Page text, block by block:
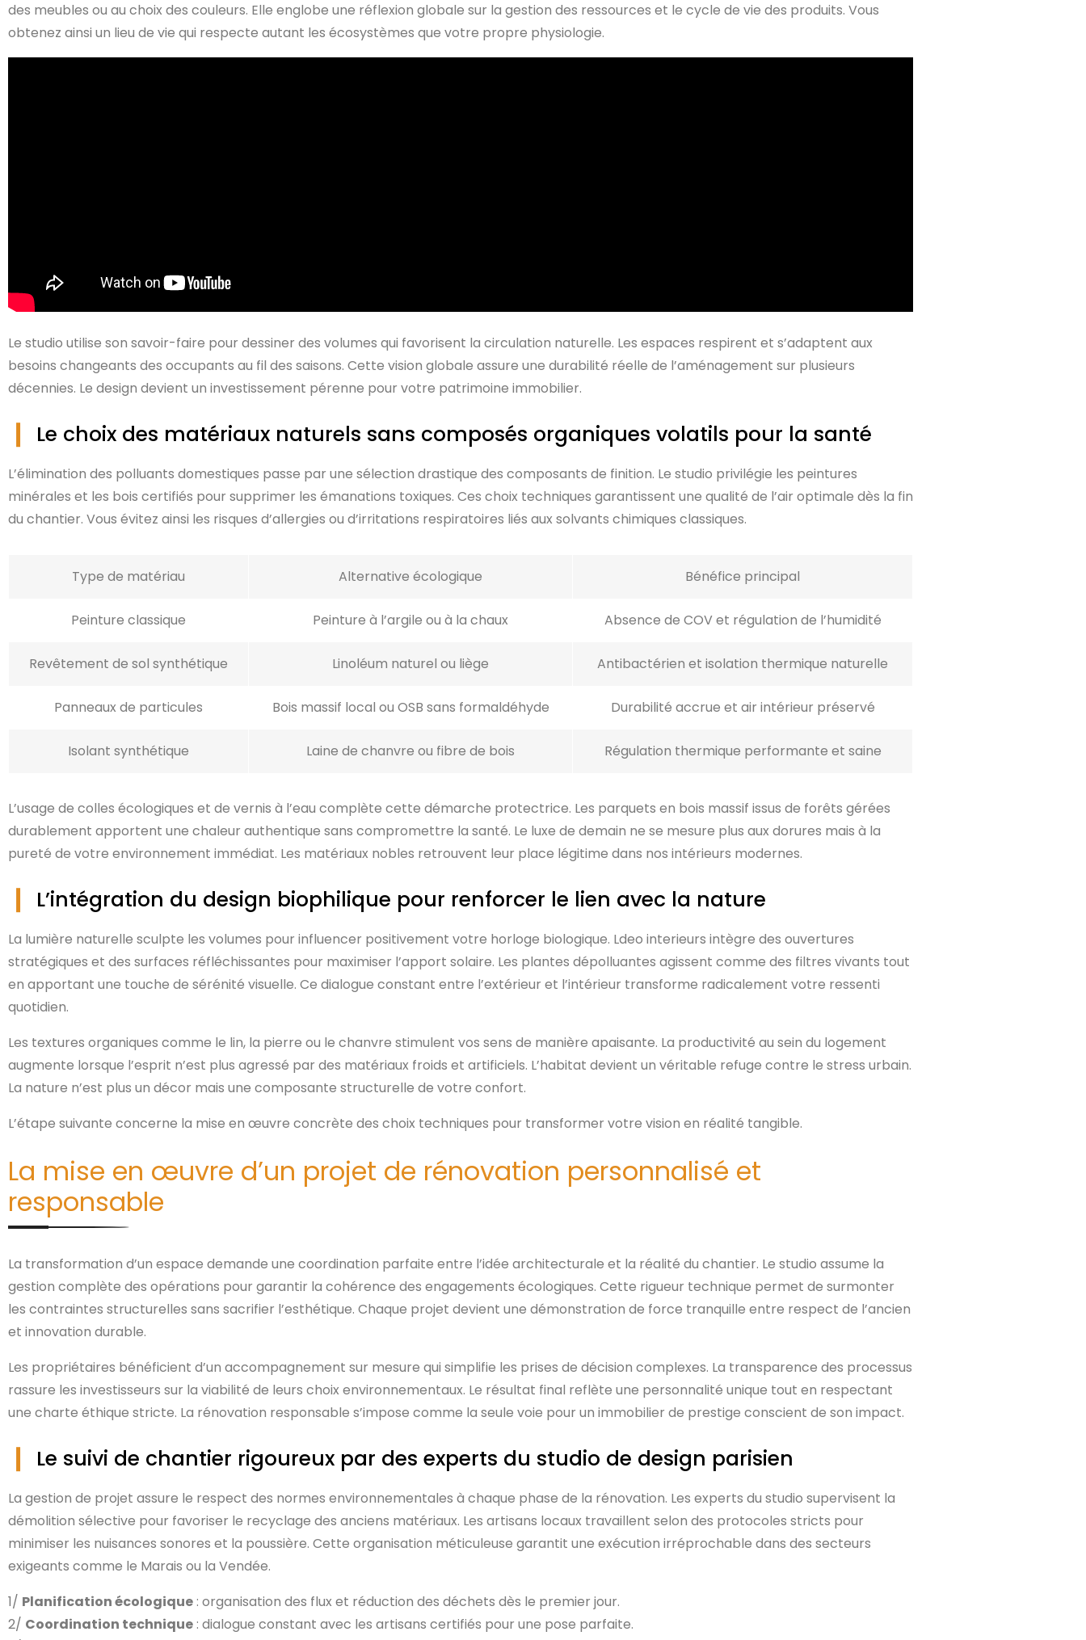
des meubles ou au choix des couleurs. Elle englobe une réflexion globale sur la gestion des ressources et le cycle de vie des produits. Vous
obtenez ainsi un lieu de vie qui respecte autant les écosystèmes que votre propre physiologie.
Le studio utilise son savoir-faire pour dessiner des volumes qui favorisent la circulation naturelle. Les espaces respirent et s’adaptent aux
besoins changeants des occupants au fil des saisons. Cette vision globale assure une durabilité réelle de l’aménagement sur plusieurs
décennies. Le design devient un investissement pérenne pour votre patrimoine immobilier.
Le choix des matériaux naturels sans composés organiques volatils pour la santé
L’élimination des polluants domestiques passe par une sélection drastique des composants de finition. Le studio privilégie les peintures
minérales et les bois certifiés pour supprimer les émanations toxiques. Ces choix techniques garantissent une qualité de l’air optimale dès la fin
du chantier. Vous évitez ainsi les risques d’allergies ou d’irritations respiratoires liés aux solvants chimiques classiques.
Type de matériau Alternative écologique Bénéfice principal
Peinture classique Peinture à l’argile ou à la chaux Absence de COV et régulation de l’humidité
Revêtement de sol synthétique Linoléum naturel ou liège Antibactérien et isolation thermique naturelle
Panneaux de particules Bois massif local ou OSB sans formaldéhyde Durabilité accrue et air intérieur préservé
Isolant synthétique Laine de chanvre ou fibre de bois Régulation thermique performante et saine
L’usage de colles écologiques et de vernis à l’eau complète cette démarche protectrice. Les parquets en bois massif issus de forêts gérées
durablement apportent une chaleur authentique sans compromettre la santé. Le luxe de demain ne se mesure plus aux dorures mais à la
pureté de votre environnement immédiat. Les matériaux nobles retrouvent leur place légitime dans nos intérieurs modernes.
L’intégration du design biophilique pour renforcer le lien avec la nature
La lumière naturelle sculpte les volumes pour influencer positivement votre horloge biologique. Ldeo interieurs intègre des ouvertures
stratégiques et des surfaces réfléchissantes pour maximiser l’apport solaire. Les plantes dépolluantes agissent comme des filtres vivants tout
en apportant une touche de sérénité visuelle. Ce dialogue constant entre l’extérieur et l’intérieur transforme radicalement votre ressenti
quotidien.
Les textures organiques comme le lin, la pierre ou le chanvre stimulent vos sens de manière apaisante. La productivité au sein du logement
augmente lorsque l’esprit n’est plus agressé par des matériaux froids et artificiels. L’habitat devient un véritable refuge contre le stress urbain.
La nature n’est plus un décor mais une composante structurelle de votre confort.
L’étape suivante concerne la mise en œuvre concrète des choix techniques pour transformer votre vision en réalité tangible.
La mise en œuvre d’un projet de rénovation personnalisé et
responsable
La transformation d’un espace demande une coordination parfaite entre l’idée architecturale et la réalité du chantier. Le studio assume la
gestion complète des opérations pour garantir la cohérence des engagements écologiques. Cette rigueur technique permet de surmonter
les contraintes structurelles sans sacrifier l’esthétique. Chaque projet devient une démonstration de force tranquille entre respect de l’ancien
et innovation durable.
Les propriétaires bénéficient d’un accompagnement sur mesure qui simplifie les prises de décision complexes. La transparence des processus
rassure les investisseurs sur la viabilité de leurs choix environnementaux. Le résultat final reflète une personnalité unique tout en respectant
une charte éthique stricte. La rénovation responsable s’impose comme la seule voie pour un immobilier de prestige conscient de son impact.
Le suivi de chantier rigoureux par des experts du studio de design parisien
La gestion de projet assure le respect des normes environnementales à chaque phase de la rénovation. Les experts du studio supervisent la
démolition sélective pour favoriser le recyclage des anciens matériaux. Les artisans locaux travaillent selon des protocoles stricts pour
minimiser les nuisances sonores et la poussière. Cette organisation méticuleuse garantit une exécution irréprochable dans des secteurs
exigeants comme le Marais ou la Vendée.
1/ Planification écologique : organisation des flux et réduction des déchets dès le premier jour.
2/ Coordination technique : dialogue constant avec les artisans certifiés pour une pose parfaite.